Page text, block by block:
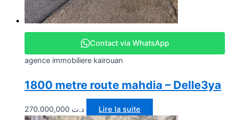
Contact via WhatsApp
agence immobiliere kairouan
1800 metre route mahdia – Delle3ya
د.ت Lire la suite